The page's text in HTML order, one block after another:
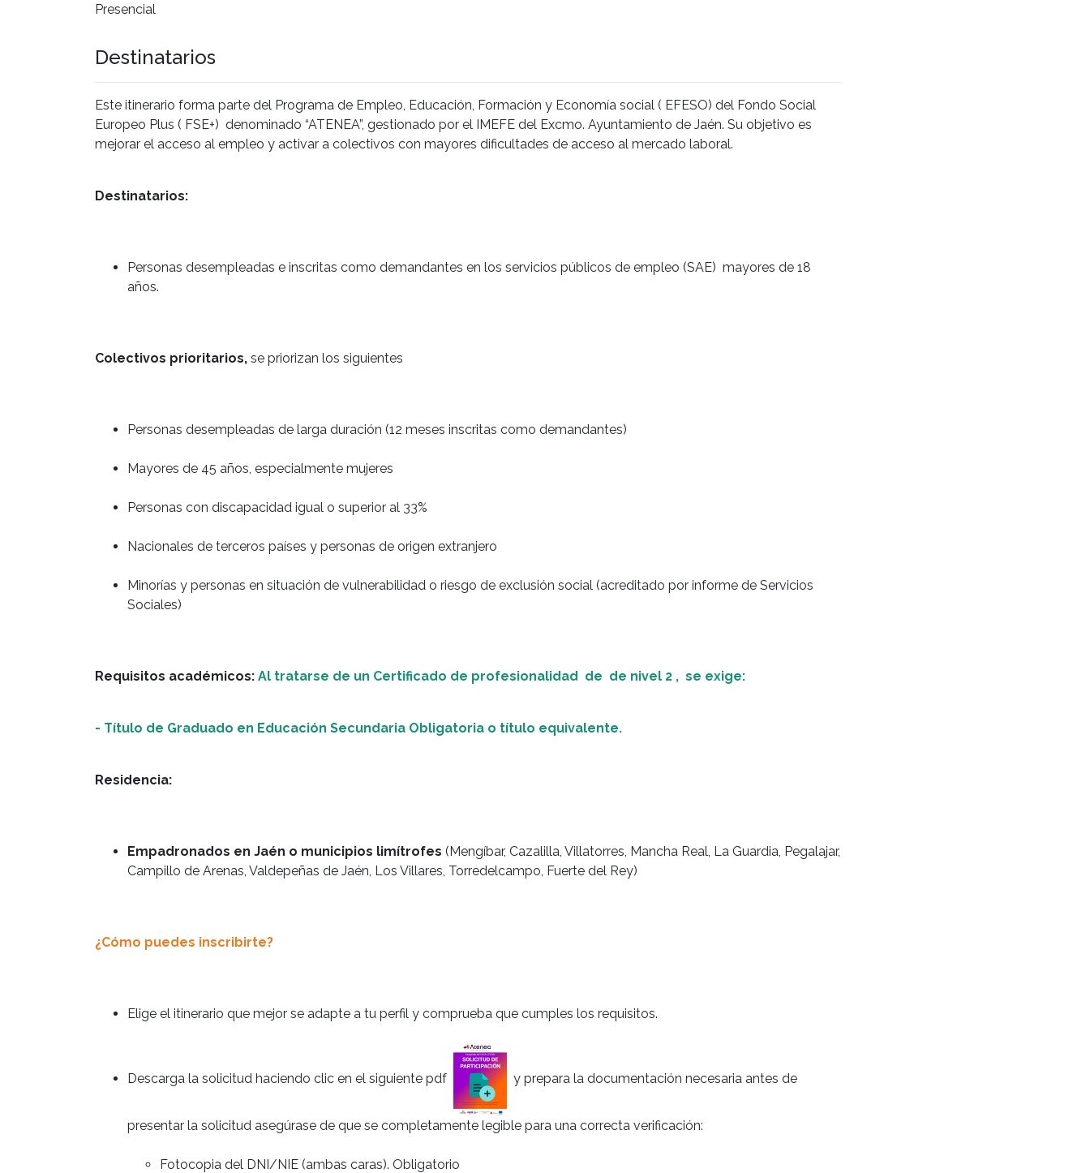
Presencial
Destinatarios
Este itinerario forma parte del Programa de Empleo, Educación, Formación y Economía social ( EFESO) del Fondo Social
Europeo Plus ( FSE+) denominado “ATENEA”, gestionado por el IMEFE del Excmo. Ayuntamiento de Jaén. Su objetivo es
mejorar el acceso al empleo y activar a colectivos con mayores dificultades de acceso al mercado laboral.
Destinatarios:
Personas desempleadas e inscritas como demandantes en los servicios públicos de empleo (SAE) mayores de 18
años.
Colectivos prioritarios, se priorizan los siguientes
Personas desempleadas de larga duración (12 meses inscritas como demandantes)
Mayores de 45 años, especialmente mujeres
Personas con discapacidad igual o superior al 33%
Nacionales de terceros países y personas de origen extranjero
Minorías y personas en situación de vulnerabilidad o riesgo de exclusión social (acreditado por informe de Servicios
Sociales)
Requisitos académicos: Al tratarse de un Certificado de profesionalidad de de nivel 2 , se exige:
- Título de Graduado en Educación Secundaria Obligatoria o título equivalente.
Residencia:
Empadronados en Jaén o municipios limítrofes (Mengíbar, Cazalilla, Villatorres, Mancha Real, La Guardia, Pegalajar,
Campillo de Arenas, Valdepeñas de Jaén, Los Villares, Torredelcampo, Fuerte del Rey)
¿Cómo puedes inscribirte?
Elige el itinerario que mejor se adapte a tu perfil y comprueba que cumples los requisitos.
Descarga la solicitud haciendo clic en el siguiente pdf y prepara la documentación necesaria antes de
presentar la solicitud asegúrase de que se completamente legible para una correcta verificación:
Fotocopia del DNI/NIE (ambas caras). Obligatorio